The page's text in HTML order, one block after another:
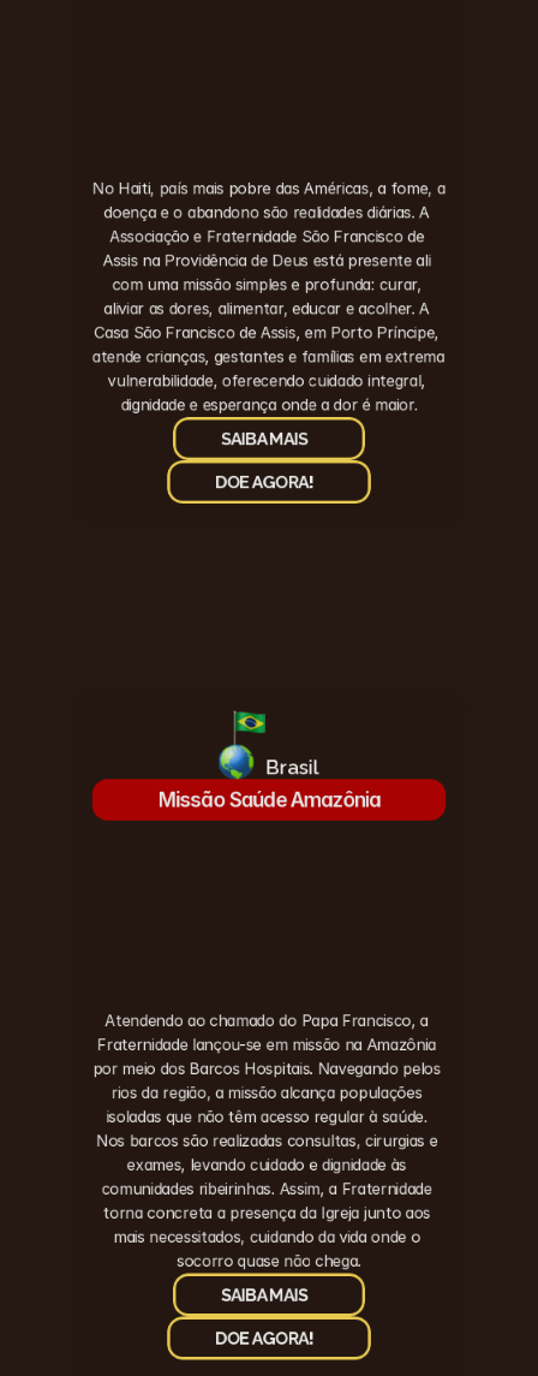
No Haiti, país mais pobre das Américas, a fome, a
doença e o abandono são realidades diárias. A
Associação e Fraternidade São Francisco de
Assis na Providência de Deus está presente ali
com uma missão simples e profunda: curar,
aliviar as dores, alimentar, educar e acolher. A
Casa São Francisco de Assis, em Porto Príncipe,
atende crianças, gestantes e famílias em extrema
vulnerabilidade, oferecendo cuidado integral,
dignidade e esperança onde a dor é maior.
SAIBA MAIS
DOE AGORA!
Brasil
Missão Saúde Amazônia
Atendendo ao chamado do Papa Francisco, a
Fraternidade lançou-se em missão na Amazônia
por meio dos Barcos Hospitais. Navegando pelos
rios da região, a missão alcança populações
isoladas que não têm acesso regular à saúde.
Nos barcos são realizadas consultas, cirurgias e
exames, levando cuidado e dignidade às
comunidades ribeirinhas. Assim, a Fraternidade
torna concreta a presença da Igreja junto aos
mais necessitados, cuidando da vida onde o
socorro quase não chega.
SAIBA MAIS
DOE AGORA!